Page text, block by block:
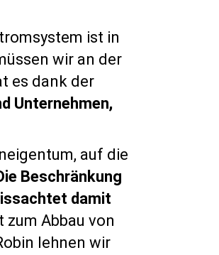
ist in
wir an der
es dank der
Unternehmen,
auf die
Beschränkung
damit
Abbau von
lehnen wir